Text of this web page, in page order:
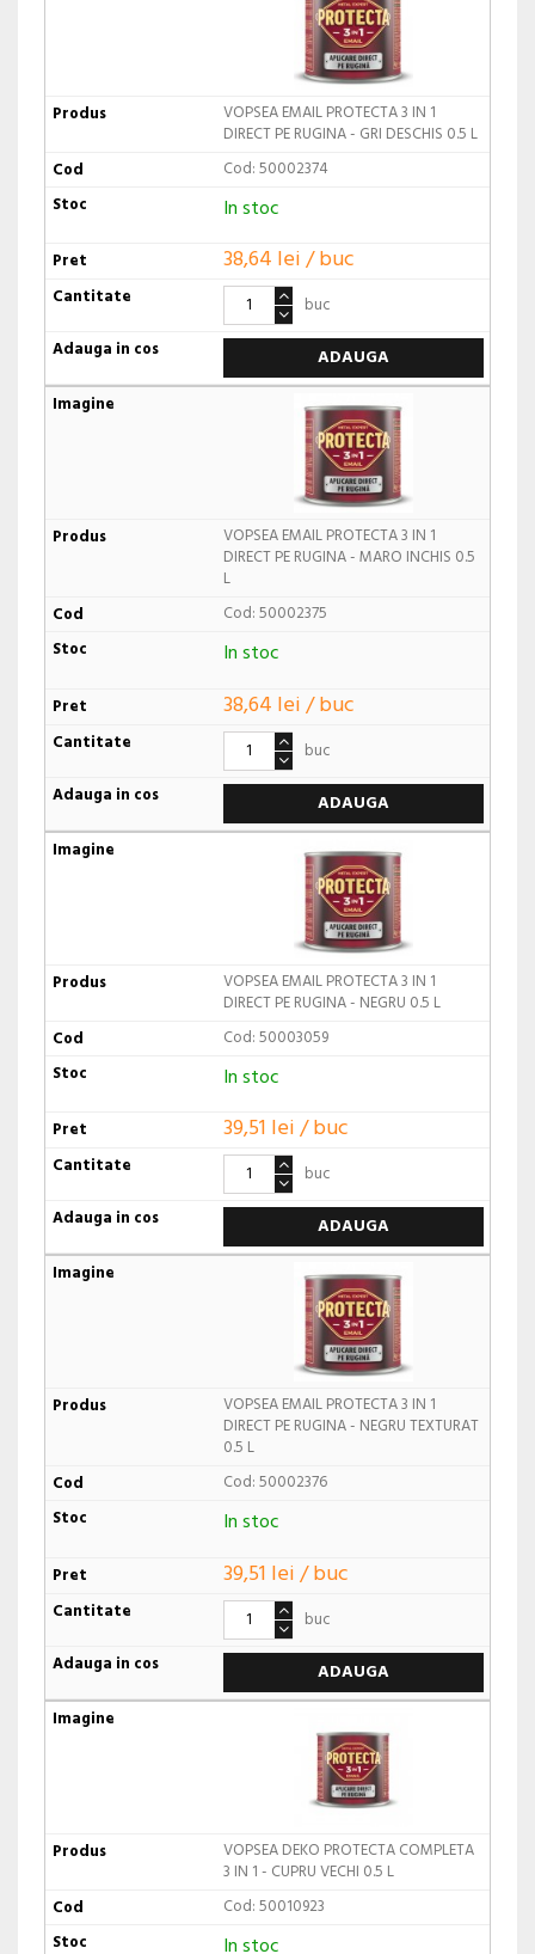
VOPSEA EMAIL PROTECTA 3 IN 1
DIRECT PE RUGINA - GRI DESCHIS 0.5 L
Cod: 50002374
In stoc
38,64 lei / buc
buc
ADAUGA
VOPSEA EMAIL PROTECTA 3 IN 1
DIRECT PE RUGINA - MARO INCHIS 0.5
L
Cod: 50002375
In stoc
38,64 lei / buc
buc
ADAUGA
VOPSEA EMAIL PROTECTA 3 IN 1
DIRECT PE RUGINA - NEGRU 0.5 L
Cod: 50003059
In stoc
39,51 lei / buc
buc
ADAUGA
VOPSEA EMAIL PROTECTA 3 IN 1
DIRECT PE RUGINA - NEGRU TEXTURAT
0.5 L
Cod: 50002376
In stoc
39,51 lei / buc
buc
ADAUGA
VOPSEA DEKO PROTECTA COMPLETA
3 IN 1 - CUPRU VECHI 0.5 L
Cod: 50010923
In stoc